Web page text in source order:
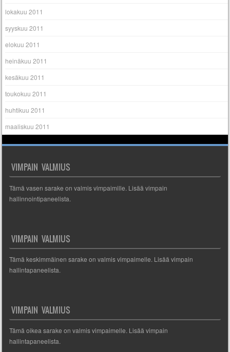
lokakuu 2011
syyskuu 2011
elokuu 2011
heinäkuu 2011
kesäkuu 2011
toukokuu 2011
huhtikuu 2011
maaliskuu 2011
VIMPAIN VALMIUS
Tämä vasen sarake on valmis vimpaimille. Lisää vimpain
hallinnointipaneelista.
VIMPAIN VALMIUS
Tämä keskimmäinen sarake on valmis vimpaimelle. Lisää vimpain
hallintapaneelista.
VIMPAIN VALMIUS
Tämä oikea sarake on valmis vimpaimelle. Lisää vimpain
hallintapaneelista.